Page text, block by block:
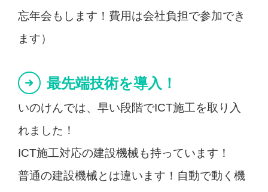
忘年会もします！費用は会社負担で参加でき
ます）
最先端技術を導入！
いのけんでは、早い段階でICT施工を取り入
れました！
ICT施工対応の建設機械も持っています！
普通の建設機械とは違います！自動で動く機